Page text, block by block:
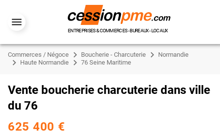
ENTREPRISES & COMMERCES - BUREAUX - LOCAUX
Commerces / Négoce Boucherie - Charcuterie
Normandie
Haute Normandie
76 Seine Maritime
Vente boucherie charcuterie dans ville
du 76
625 400 €